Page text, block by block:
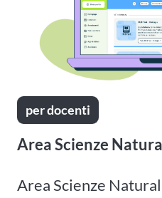
per docenti
Area Scienze
Area Scienze